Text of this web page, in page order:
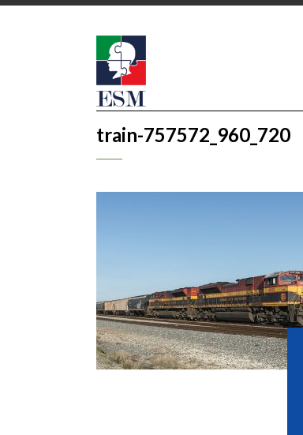
train-757572_960_720